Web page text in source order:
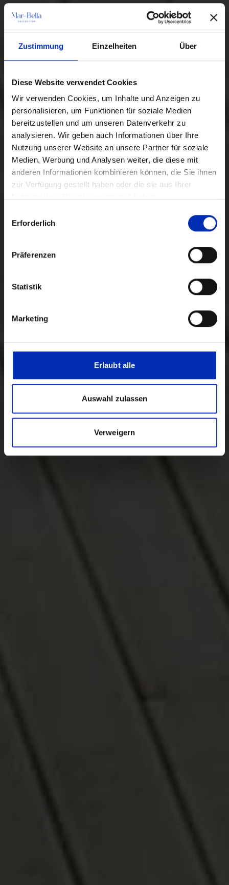
Zustimmung Einzelheiten Über
Diese Website verwendet Cookies
Wir verwenden Cookies, um Inhalte und Anzeigen zu
personalisieren, um Funktionen für soziale Medien
bereitzustellen und um unseren Datenverkehr zu
analysieren. Wir geben auch Informationen über Ihre
Nutzung unserer Website an unsere Partner für soziale
Medien, Werbung und Analysen weiter, die diese mit
anderen Informationen kombinieren können, die Sie ihnen
zur Verfügung gestellt haben oder die sie aus Ihrer
mitErforderlich
Präferenzen
Statistik
Marketing
Erlaubt alle
Auswahl zulassen
Verweigern